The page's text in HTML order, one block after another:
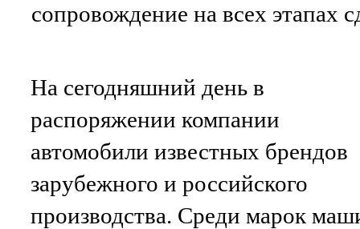
сопровождение на всех этапах
На сегодняшний день в
распоряжении компании
автомобили известных брендов
зарубежного и российского
производства. Среди марок